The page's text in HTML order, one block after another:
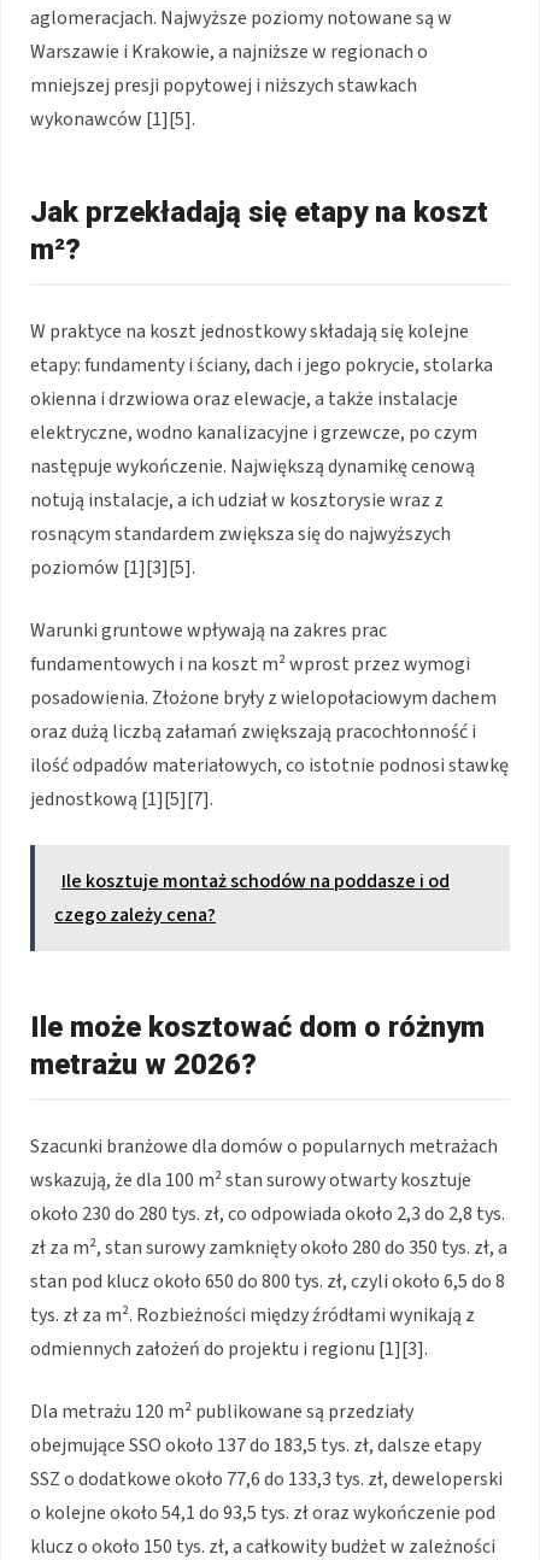
aglomeracjach. Najwyższe poziomy notowane są w
Warszawie i Krakowie, a najniższe w regionach o
mniejszej presji popytowej i niższych stawkach
wykonawców [1][5].
Jak przekładają się etapy na koszt
m²?
W praktyce na koszt jednostkowy składają się kolejne
etapy: fundamenty i ściany, dach i jego pokrycie, stolarka
okienna i drzwiowa oraz elewacje, a także instalacje
elektryczne, wodno kanalizacyjne i grzewcze, po czym
następuje wykończenie. Największą dynamikę cenową
notują instalacje, a ich udział w kosztorysie wraz z
rosnącym standardem zwiększa się do najwyższych
poziomów [1][3][5].
Warunki gruntowe wpływają na zakres prac
fundamentowych i na koszt m² wprost przez wymogi
posadowienia. Złożone bryły z wielopołaciowym dachem
oraz dużą liczbą załamań zwiększają pracochłonność i
ilość odpadów materiałowych, co istotnie podnosi stawkę
jednostkową [1][5][7].
Ile kosztuje montaż schodów na poddasze i od
czego zależy cena?
Ile może kosztować dom o różnym
metrażu w 2026?
Szacunki branżowe dla domów o popularnych metrażach
wskazują, że dla 100 m² stan surowy otwarty kosztuje
około 230 do 280 tys. zł, co odpowiada około 2,3 do 2,8 tys.
zł za m², stan surowy zamknięty około 280 do 350 tys. zł, a
stan pod klucz około 650 do 800 tys. zł, czyli około 6,5 do 8
tys. zł za m². Rozbieżności między źródłami wynikają z
odmiennych założeń do projektu i regionu [1][3].
Dla metrażu 120 m² publikowane są przedziały
obejmujące SSO około 137 do 183,5 tys. zł, dalsze etapy
SSZ o dodatkowe około 77,6 do 133,3 tys. zł, deweloperski
o kolejne około 54,1 do 93,5 tys. zł oraz wykończenie pod
klucz o około 150 tys. zł, a całkowity budżet w zależności